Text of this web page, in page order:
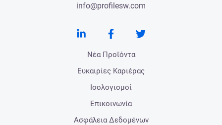
info@profilesw.com
Νέα Προϊόντα
Ευκαιρίες Καριέρας
Ισολογισμοί
Επικοινωνία
Ασφάλεια Δεδομένων